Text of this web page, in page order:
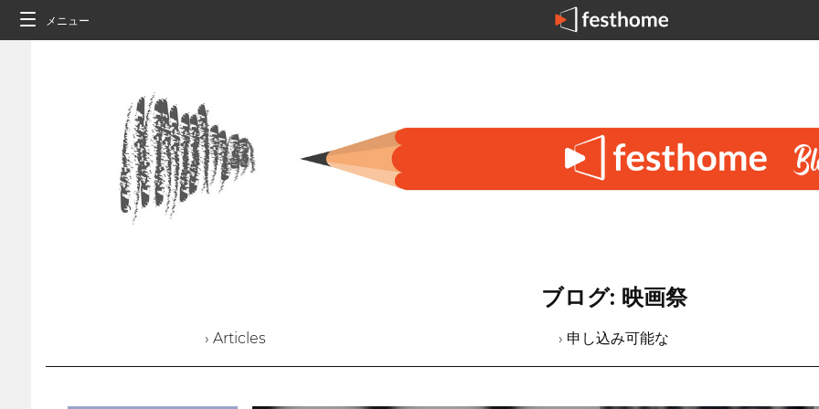
メニュー
ブログ: 映画祭
› Articles › 申し込み可能な